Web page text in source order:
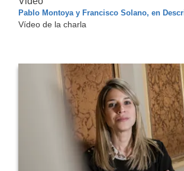
Pablo Montoya y Francisco Solano, en
Vídeo de la charla